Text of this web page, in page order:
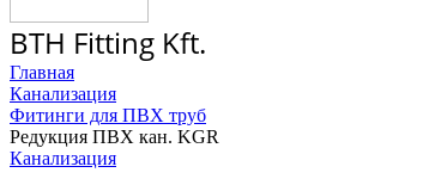
BTH Fitting Kft.
Главная
Канализация
Фитинги для ПВХ труб
Редукция ПВХ кан. KGR
Канализация